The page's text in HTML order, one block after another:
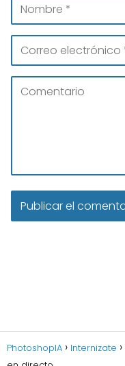
PhotoshopIA Internizate